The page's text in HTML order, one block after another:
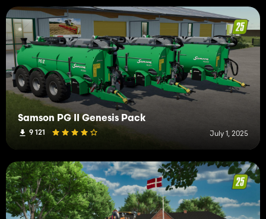
Samson PG II Genesis Pack
9 121 July 1, 2025